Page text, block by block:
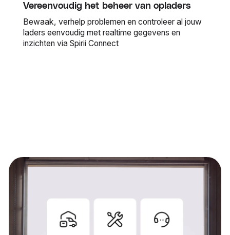
Vereenvoudig het beheer van opladers
Bewaak, verhelp problemen en controleer al jouw
laders eenvoudig met realtime gegevens en
inzichten via Spirii Connect